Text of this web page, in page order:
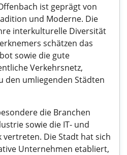
ist geprägt von
und Moderne. Die
interkulturelle Diversität
schätzen das
sowie die gute
Verkehrsnetz,
den umliegenden Städten
die Branchen
sowie die IT- und
Die Stadt hat sich
Unternehmen etabliert,